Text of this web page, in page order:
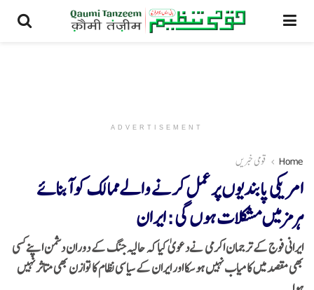
ADVERTISEMENT
Home قومی خبریں
امریکی پابندیوں پر عمل کرنے والے ممالک کو آبنائے
ہرمزمیں مشکلات ہوں گی : ایران
ایرانی فوج کے ترجمان اکرمی نےدعویٰ کیا کہ حالیہ جنگ کے دوران دشمن اپنے کسی
بھی مقصد میں کامیاب نہیں ہوسکا اور ایران کے سیاسی نظام کا توازن بھی متاثر نہیں